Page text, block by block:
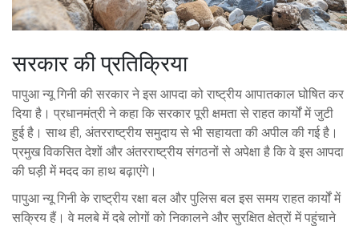
सरकार की प्रतिक्रिया
पापुआ न्यू गिनी की सरकार ने इस आपदा को राष्ट्रीय आपातकाल घोषित कर
दिया है। प्रधानमंत्री ने कहा कि सरकार पूरी क्षमता से राहत कार्यों में जुटी
हुई है। साथ ही, अंतरराष्ट्रीय समुदाय से भी सहायता की अपील की गई है।
प्रमुख विकसित देशों और अंतरराष्ट्रीय संगठनों से अपेक्षा है कि वे इस आपदा
की घड़ी में मदद का हाथ बढ़ाएंगे।
पापुआ न्यू गिनी के राष्ट्रीय रक्षा बल और पुलिस बल इस समय राहत कार्यों में
सक्रिय हैं। वे मलबे में दबे लोगों को निकालने और सुरक्षित क्षेत्रों में पहुंचाने